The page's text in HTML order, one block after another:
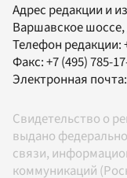
Адрес редакции и
Варшавское шоссе,
Телефон редакции:
Факс:+7 (495) 785-
Электронная почта:
Свидетельство о
выдано
связи,
коммуникаций